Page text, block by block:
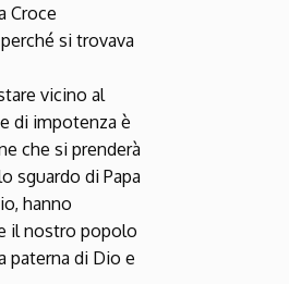
Croce
si trovava
vicino al
di impotenza è
che si prenderà
sguardo di Papa
hanno
il nostro popolo
paterna di Dio e